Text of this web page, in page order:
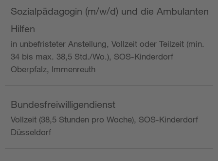
Sozialpädagogin (m/w/d) und die Ambulanten
Hilfen
in unbefristeter Anstellung, Vollzeit oder Teilzeit (min.
34 bis max. 38,5 Std./Wo.), SOS-Kinderdorf
Oberpfalz, Immenreuth
Bundesfreiwilligendienst
Vollzeit (38,5 Stunden pro Woche), SOS-Kinderdorf
Düsseldorf